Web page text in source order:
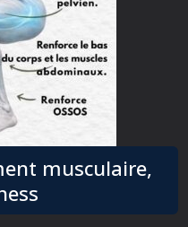
musculaire,